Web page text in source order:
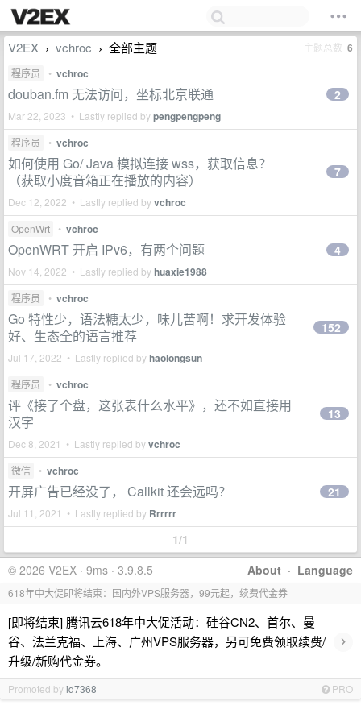
V2EX › vchroc › 全部主题 主题总数 6
程序员 • vchroc
douban.fm 无法访问，坐标北京联通
Mar 22, 2023 • Lastly replied bypengpengpeng
2
程序员 • vchroc
如何使用 Go/ Java 模拟连接 wss，获取信息？
（获取小度音箱正在播放的内容）
Dec 12, 2022 • Lastly replied byvchroc
7
OpenWrt • vchroc
OpenWRT 开启 IPv6，有两个问题
Nov 14, 2022 • Lastly replied byhuaxie1988
4
程序员 • vchroc
Go 特性少，语法糖太少，味儿苦啊！求开发体验
好、生态全的语言推荐
Jul 17, 2022 • Lastly replied byhaolongsun
152
程序员 • vchroc
评《接了个盘，这张表什么水平》，还不如直接用
汉字
Dec 8, 2021 • Lastly replied byvchroc
13
微信 • vchroc
开屏广告已经没了， Callkit 还会远吗？
Jul 11, 2021 • Lastly replied by Rrrrrr
21
1/1
About · Language
© 2026 V2EX · 9ms · 3.9.8.5
618年中大促即将结束：国内外VPS服务器，99元起，续费代金券
[即将结束] 腾讯云618年中大促活动：硅谷CN2、首尔、曼
谷、法兰克福、上海、广州VPS服务器，另可免费领取续费/
升级/新购代金券。
›
Promoted byid7368 PRO